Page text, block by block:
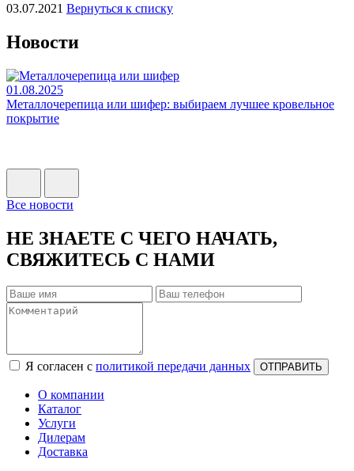
03.07.2021 Вернуться к списку
Новости
01.08.2025
Металлочерепица или шифер: выбираем лучшее кровельное
покрытие
Все новости
НЕ ЗНАЕТЕ С ЧЕГО НАЧАТЬ,
СВЯЖИТЕСЬ С НАМИ
Я согласен с политикой передачи данных ОТПРАВИТЬ
О компании
Каталог
Услуги
Дилерам
Доставка